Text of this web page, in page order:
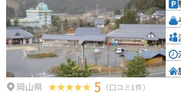
れることもできます。
岡山県 5 （口コミ1件）